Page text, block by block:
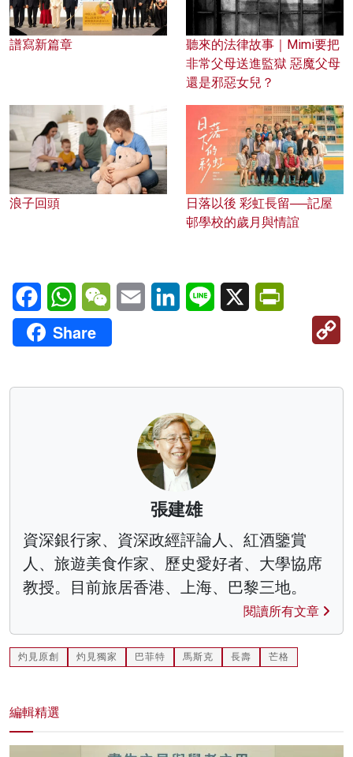
譜寫新篇章
聽來的法律故事｜Mimi要把
非常父母送進監獄 惡魔父母
還是邪惡女兒？
浪子回頭
日落以後 彩虹長留──記屋
邨學校的歲月與情誼
FacebookWhatsAppWeChatEmail LinkedInLine X
Share
張建雄
資深銀行家、資深政經評論人、紅酒鑒賞
人、旅遊美食作家、歷史愛好者、大學協席
教授。目前旅居香港、上海、巴黎三地。
閱讀所有文章
灼見原創 灼見獨家 巴菲特 馬斯克 長壽 芒格
編輯精選